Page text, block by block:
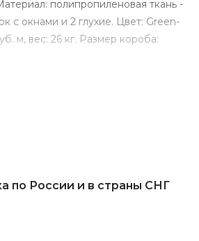
полипропиленовая ткань -
с окнами и 2 глухие. Цвет: Green-
м, вес: 26 кг. Размер короба:
по России и в страны СНГ